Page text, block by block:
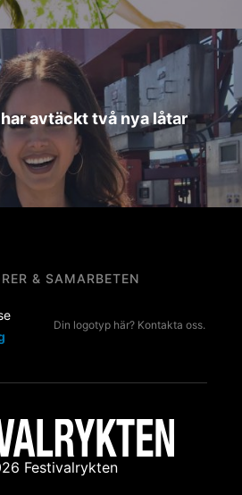
avtäckt två nya låtar
& SAMARBETEN
Din logotyp här? Kontakta oss.
Festivalrykten